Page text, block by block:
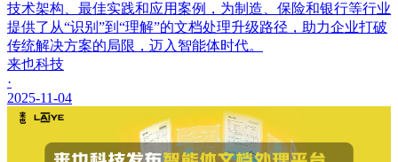
技术架构、最佳实践和应用案例，为制造、保险和银行等行业
提供了从“识别”到“理解”的文档处理升级路径，助力企业打破
传统解决方案的局限，迈入智能体时代。
来也科技
·
2025-11-04